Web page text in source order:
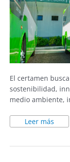
El certamen
sostenibilidad,
medio ambiente,
Leer más